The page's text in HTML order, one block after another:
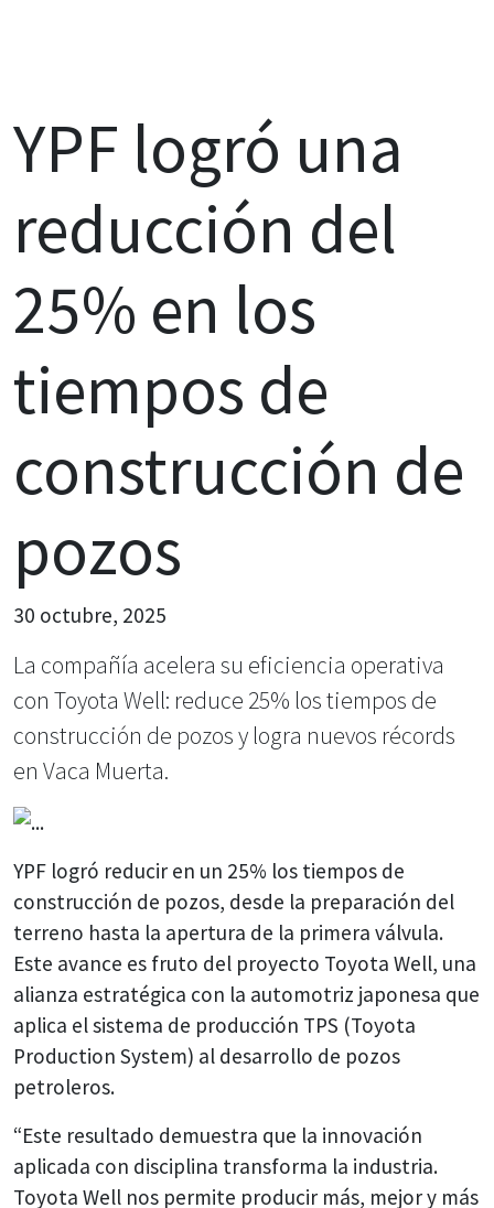
YPF logró una
reducción del
25% en los
tiempos de
construcción de
pozos
30 octubre, 2025
La compañía acelera su eficiencia operativa
con Toyota Well: reduce 25% los tiempos de
construcción de pozos y logra nuevos récords
en Vaca Muerta.
YPF logró reducir en un 25% los tiempos de
construcción de pozos, desde la preparación del
terreno hasta la apertura de la primera válvula.
Este avance es fruto del proyecto Toyota Well, una
alianza estratégica con la automotriz japonesa que
aplica el sistema de producción TPS (Toyota
Production System) al desarrollo de pozos
petroleros.
“Este resultado demuestra que la innovación
aplicada con disciplina transforma la industria.
Toyota Well nos permite producir más, mejor y más